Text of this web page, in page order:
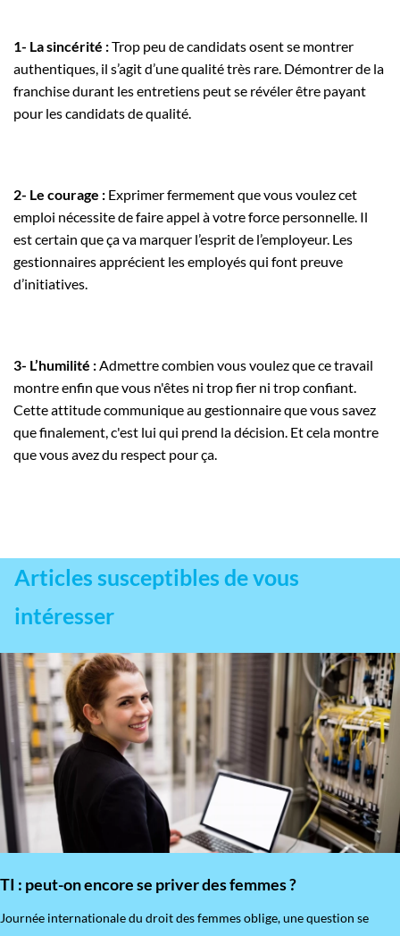
1- La sincérité :Trop peu de candidats osent se montrer
authentiques, il s’agit d’une qualité très rare. Démontrer de la
franchise durant les entretiens peut se révéler être payant
pour les candidats de qualité.
2- Le courage : Exprimer fermement que vous voulez cet
emploi nécessite de faire appel à votre force personnelle. Il
est certain que ça va marquer l’esprit de l’employeur. Les
gestionnaires apprécient les employés qui font preuve
d’initiatives.
3- L’humilité :Admettre combien vous voulez que ce travail
montre enfin que vous n'êtes ni trop fier ni trop confiant.
Cette attitude communique au gestionnaire que vous savez
que finalement, c'est lui qui prend la décision. Et cela montre
que vous avez du respect pour ça.
Articles susceptibles de vous
intéresser
TI : peut-on encore se priver des femmes ?
​Journée internationale du droit des femmes oblige, une question se